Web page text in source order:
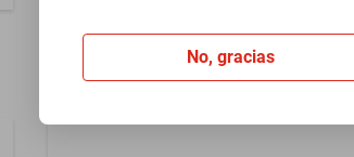
No, gracias